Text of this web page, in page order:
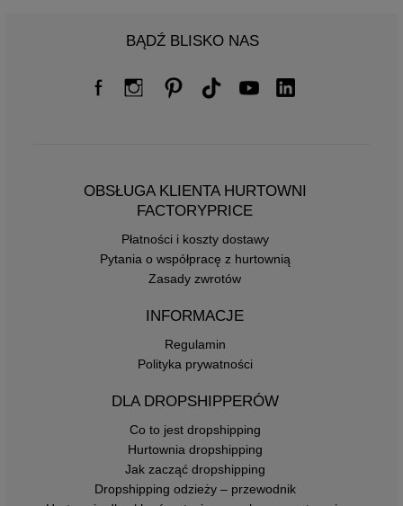
BĄDŹ BLISKO NAS
OBSŁUGA KLIENTA HURTOWNI
FACTORYPRICE
Płatności i koszty dostawy
Pytania o współpracę z hurtownią
Zasady zwrotów
INFORMACJE
Regulamin
Polityka prywatności
DLA DROPSHIPPERÓW
Co to jest dropshipping
Hurtownia dropshipping
Jak zacząć dropshipping
Dropshipping odzieży – przewodnik